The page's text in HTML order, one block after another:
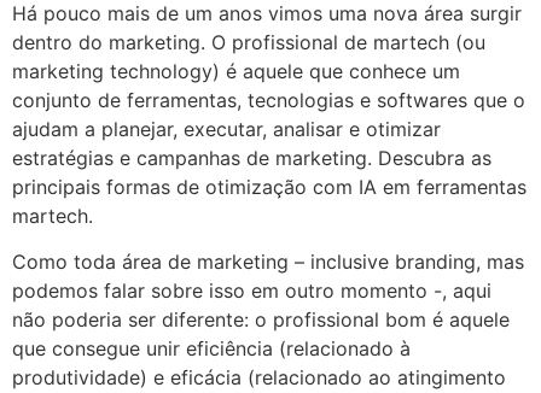
Há pouco mais de um anos vimos uma nova área surgir
dentro do marketing. O profissional de martech (ou
marketing technology) é aquele que conhece um
conjunto de ferramentas, tecnologias e softwares que o
ajudam a planejar, executar, analisar e otimizar
estratégias e campanhas de marketing. Descubra as
principais formas de otimização com IA em ferramentas
martech.
Como toda área de marketing – inclusive branding, mas
podemos falar sobre isso em outro momento -, aqui
não poderia ser diferente: o profissional bom é aquele
que consegue unir eficiência (relacionado à
produtividade) e eficácia (relacionado ao atingimento